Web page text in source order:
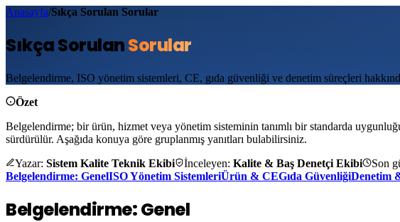
Anasayfa/Sıkça Sorulan Sorular
Sıkça SorulanSorular
Belgelendirme, ISO yönetim sistemleri, CE, gıda güvenliği ve denetim süreçleri
Özet
Belgelendirme; bir ürün, hizmet veya yönetim sisteminin tanımlı bir standarda
sürdürülür. Aşağıda konuya göre gruplanmış yanıtları bulabilirsiniz.
Yazar: Sistem Kalite Teknik Ekibi İnceleyen: Kalite & Baş Denetçi Ekibi Son
Belgelendirme: GenelISO Yönetim SistemleriÜrün & CEGıda GüvenliğiDenetim
Belgelendirme: Genel